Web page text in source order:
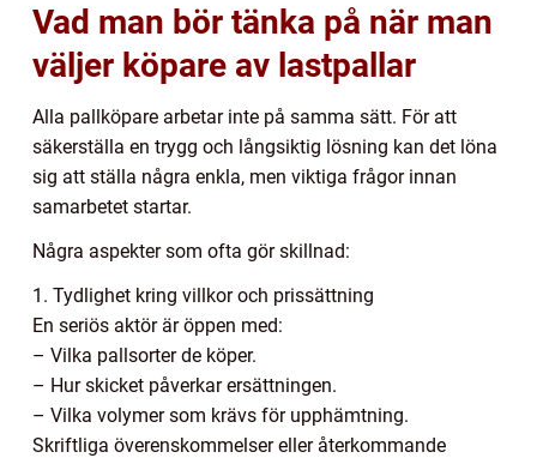
Vad man bör tänka på när man
väljer köpare av lastpallar
Alla pallköpare arbetar inte på samma sätt. För att
säkerställa en trygg och långsiktig lösning kan det löna
sig att ställa några enkla, men viktiga frågor innan
samarbetet startar.
Några aspekter som ofta gör skillnad:
1. Tydlighet kring villkor och prissättning
En seriös aktör är öppen med:
– Vilka pallsorter de köper.
– Hur skicket påverkar ersättningen.
– Vilka volymer som krävs för upphämtning.
Skriftliga överenskommelser eller återkommande